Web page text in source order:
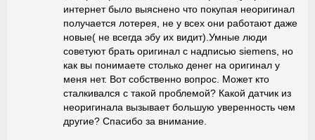
интернет было выяснено что покупая неоригинал
получается лотерея, не у всех они работают даже
новые( не всегда эбу их видит).Умные люди
советуют брать оригинал с надписью siemens, но
как вы понимаете столько денег на оригинал у
меня нет. Вот собственно вопрос. Может кто
сталкивался с такой проблемой? Какой датчик из
неоригинала вызывает большую уверенность чем
другие? Спасибо за внимание.